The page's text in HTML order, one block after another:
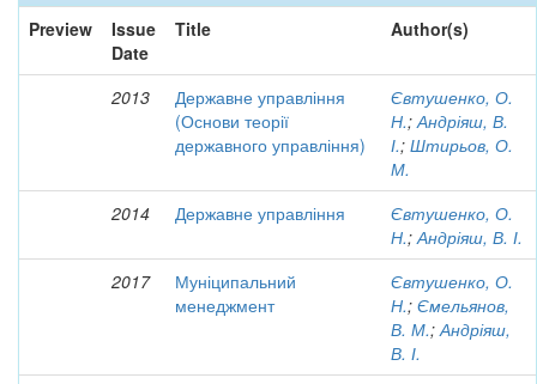
Preview
Issue
Date
Title Author(s)
2013
Державне управління
(Основи теорії
державного управління)
Євтушенко, О.
Н.;Андріяш, В.
І.; Штирьов, О.
М.
2014
Державне управління
Євтушенко, О.
Н.;Андріяш, В. І.
2017
Муніципальний
менеджмент
Євтушенко, О.
Н.; Ємельянов,
В. М.;Андріяш,
В. І.